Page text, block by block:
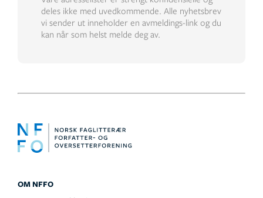
OM NFFO
deles ikke med uvedkommende. Alle nyhetsbrev
vi sender ut inneholder en avmeldings-link og du
kan når som helst melde deg av.